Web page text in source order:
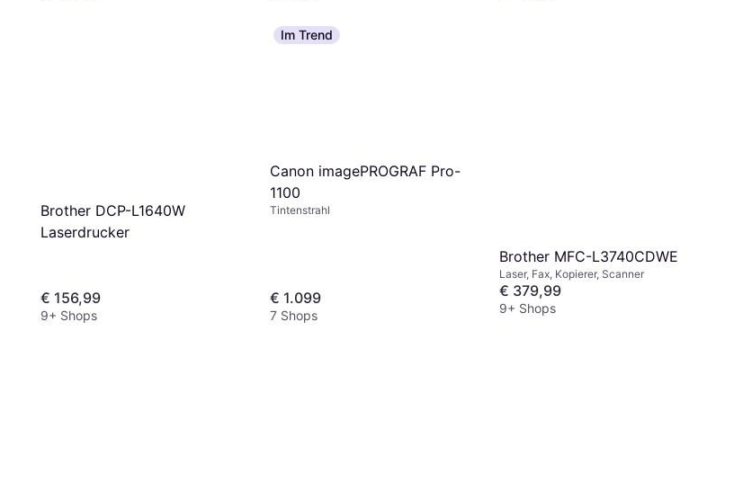
Brother DCP-L1640W
Laserdrucker
€ 156,99
9+ Shops
Im Trend
Canon imagePROGRAF Pro-
1100
Tintenstrahl
€ 1.099
7 Shops
Brother MFC-L3740CDWE
Laser, Fax, Kopierer, Scanner
€ 379,99
9+ Shops